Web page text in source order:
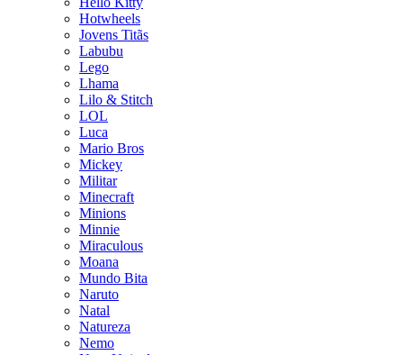
Hotwheels
Jovens Titãs
Labubu
Lego
Lhama
Lilo & Stitch
LOL
Luca
Mario Bros
Mickey
Militar
Minecraft
Minions
Minnie
Miraculous
Moana
Mundo Bita
Naruto
Natal
Natureza
Nemo